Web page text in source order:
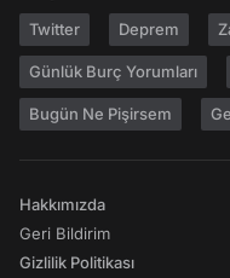
Twitter Deprem
Günlük Burç Yorumları
Bugün Ne Pişirsem
Hakkımızda
Geri Bildirim
Gizlilik Politikası